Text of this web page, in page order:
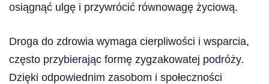
osiągnąć ulgę i przywrócić równowagę życiową.
Droga do zdrowia wymaga cierpliwości i wsparcia,
często przybierając formę zygzakowatej podróży.
Dzięki odpowiednim zasobom i społeczności